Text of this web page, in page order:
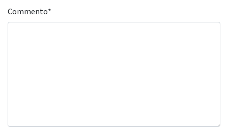
Commento*